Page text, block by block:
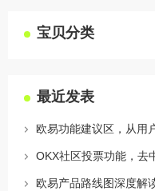
宝贝分类
最近发表
欧易功能建议区，从用
OKX社区投票功能，去
欧易产品路线图深度解